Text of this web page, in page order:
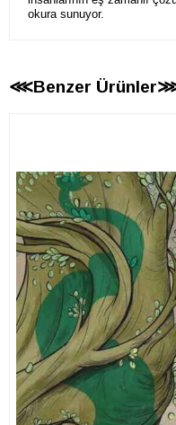
okura sunuyor.
⋘Benzer